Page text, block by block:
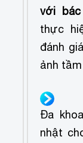
với bác
thực
đánh
ảnh
Đa
nhật